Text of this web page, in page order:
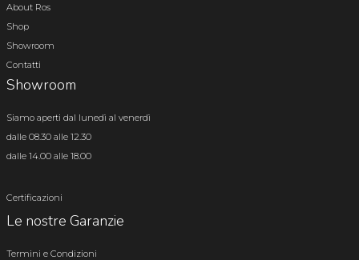
About Ros
Shop
Showroom
Contatti
Showroom
Siamo aperti dal lunedì al venerdì
dalle 08.30 alle 12.30
dalle 14.00 alle 18.00
Certificazioni
Le nostre Garanzie
Termini e Condizioni